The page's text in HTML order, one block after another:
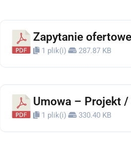
Zapytanie
1 plik(i) 287.87 KB
Umowa – Projekt
1 plik(i) 330.40 KB